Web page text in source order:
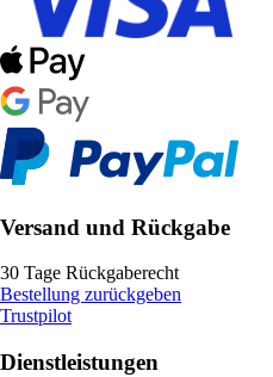
Versand und Rückgabe
30 Tage Rückgaberecht
Bestellung zurückgeben
Trustpilot
Dienstleistungen